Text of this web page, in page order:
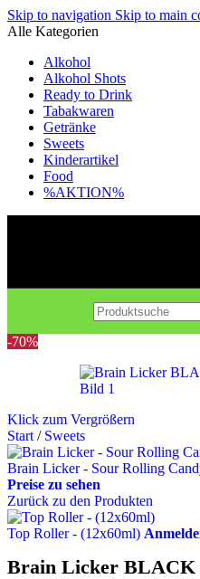
Skip to navigation Skip to main
Alle Kategorien
Alkohol
Alkohol Shots
Ready to Drink
Tabakwaren
Getränke
Sweets
Kinderartikel
Food
%AKTION%
-70%
Klick zum Vergrößern
Start / Sweets
Brain Licker - Sour Rolling
Preise zu sehen
Zurück zu den Produkten
Top Roller - (12x60ml)
Brain Licker BLACK